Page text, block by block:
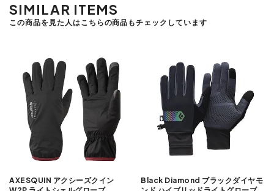
SIMILAR ITEMS
この商品を見た人はこちらの商品もチェックしています
AXESQUIN アクシーズクイン
Black Diamond ブラックダイヤモ